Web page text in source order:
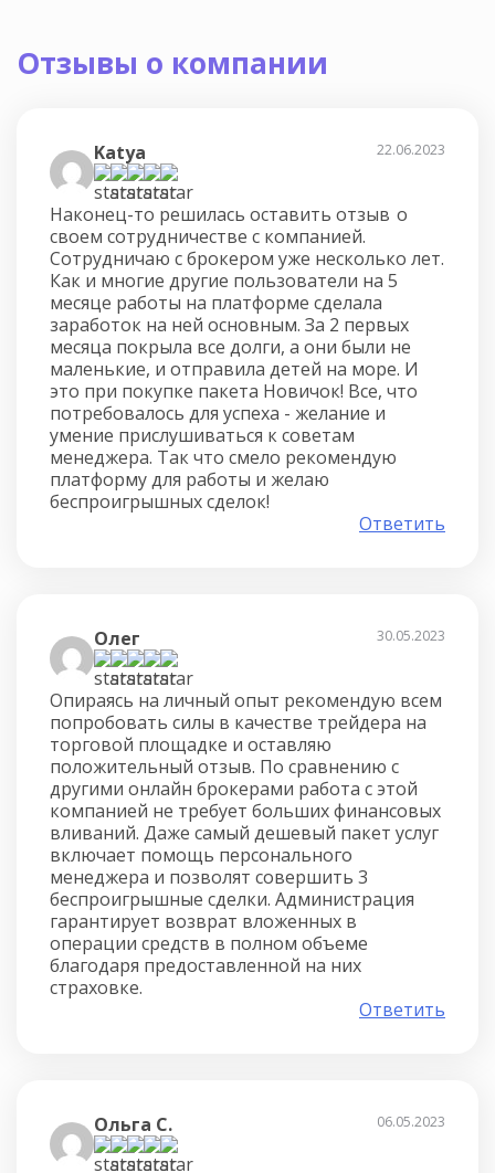
Отзывы о компании
Katya 22.06.2023
Наконец-то решилась оставить отзыв о
своем сотрудничестве с компанией.
Сотрудничаю с брокером уже несколько лет.
Как и многие другие пользователи на 5
месяце работы на платформе сделала
заработок на ней основным. За 2 первых
месяца покрыла все долги, а они были не
маленькие, и отправила детей на море. И
это при покупке пакета Новичок! Все, что
потребовалось для успеха - желание и
умение прислушиваться к советам
менеджера. Так что смело рекомендую
платформу для работы и желаю
беспроигрышных сделок!
Ответить
Олег 30.05.2023
Опираясь на личный опыт рекомендую всем
попробовать силы в качестве трейдера на
торговой площадке и оставляю
положительный отзыв. По сравнению с
другими онлайн брокерами работа с этой
компанией не требует больших финансовых
вливаний. Даже самый дешевый пакет услуг
включает помощь персонального
менеджера и позволят совершить 3
беспроигрышные сделки. Администрация
гарантирует возврат вложенных в
операции средств в полном объеме
благодаря предоставленной на них
страховке.
Ответить
Ольга С. 06.05.2023